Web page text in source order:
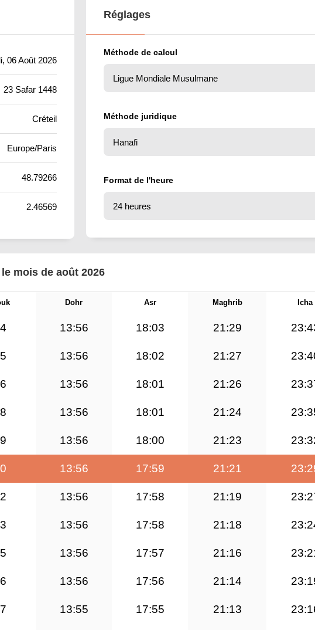
06 Août 2026
23 Safar 1448
Créteil
Europe/Paris
48.79266
2.46569
Réglages
Méthode de calcul
Méthode juridique
Format de l'heure
mois de août 2026
Dohr Asr Maghrib Icha
13:56 18:03 21:29
13:56 18:02 21:27
13:56 18:01 21:26
13:56 18:01 21:24
13:56 18:00 21:23
13:56 17:59 21:21
13:56 17:58 21:19
13:56 17:58 21:18
13:56 17:57 21:16
13:56 17:56 21:14
13:55 17:55 21:13